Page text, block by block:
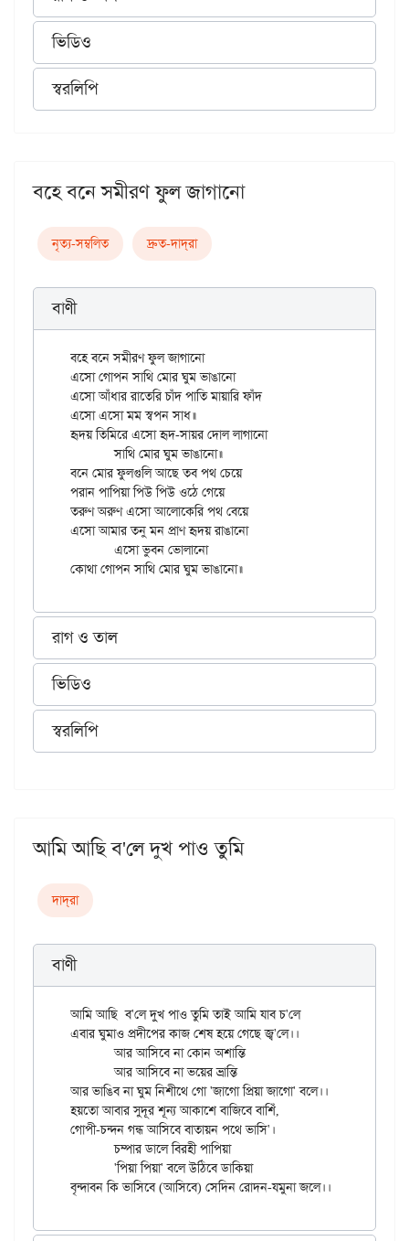
ভিডিও
স্বরলিপি
বহে বনে সমীরণ ফুল জাগানো
নৃত্য-সম্বলিত দ্রুত-দাদ্‌রা
বাণী
বহে বনে সমীরণ ফুল জাগানো
এসো গোপন সাথি মোর ঘুম ভাঙানো
এসো আঁধার রাতেরি চাঁদ পাতি মায়ারি ফাঁদ
এসো এসো মম স্বপন সাধ॥
হৃদয় তিমিরে এসো হৃদ-সায়র দোল লাগানো
	সাথি মোর ঘুম ভাঙানো॥
বনে মোর ফুলগুলি আছে তব পথ চেয়ে
পরান পাপিয়া পিউ পিউ ওঠে গেয়ে
তরুণ অরুণ এসো আলোকেরি পথ বেয়ে
এসো আমার তনু মন প্রাণ হৃদয় রাঙানো
রাগ ও তাল
ভিডিও
স্বরলিপি
আমি আছি ব'লে দুখ পাও তুমি
দাদ্‌রা
বাণী
আমি আছি  ব'লে দুখ পাও তুমি তাই আমি যাব চ'লে
এবার ঘুমাও প্রদীপের কাজ শেষ হয়ে গেছে জ্ব'লে।।
	আর আসিবে না কোন অশান্তি
	আর আসিবে না ভয়ের ভ্রান্তি
আর ভাঙিব না ঘুম নিশীথে গো 'জাগো প্রিয়া জাগো' বলে।।
হয়তো আবার সুদূর শূন্য আকাশে বাজিবে বাশিঁ,
গোপী-চন্দন গন্ধ আসিবে বাতায়ন পথে ভাসি'।
	চম্পার ডালে বিরহী পাপিয়া